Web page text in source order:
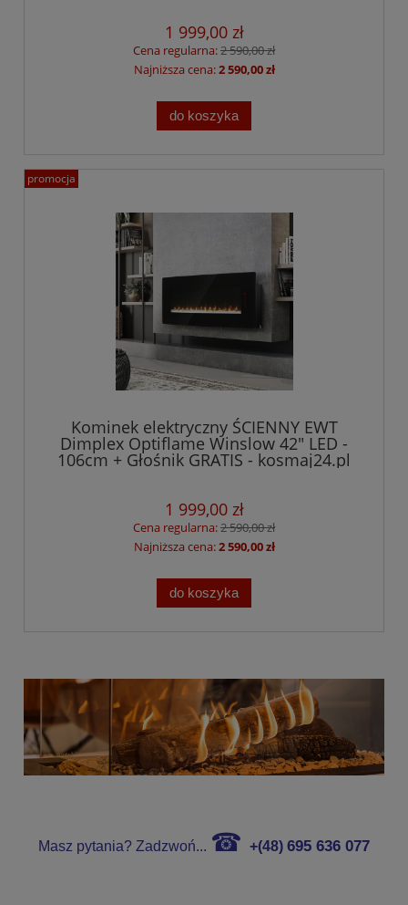
1 999,00 zł
Cena regularna:2 590,00 zł
Najniższa cena:2 590,00 zł
do koszyka
Kominek elektryczny ŚCIENNY EWT
Dimplex Optiflame Winslow 42" LED -
106cm + Głośnik GRATIS - kosmaj24.pl
1 999,00 zł
Cena regularna:2 590,00 zł
Najniższa cena:2 590,00 zł
do koszyka
promocja
Masz pytania? Zadzwoń... ☎ +(48) 695 636 077